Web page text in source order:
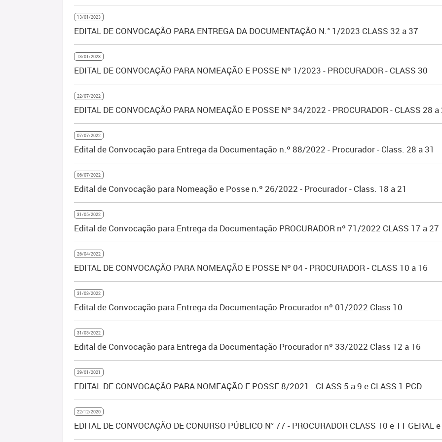
13/01/2023
EDITAL DE CONVOCAÇÃO PARA ENTREGA DA DOCUMENTAÇÃO N.° 1/2023 CLASS 32 a 37
13/01/2023
EDITAL DE CONVOCAÇÃO PARA NOMEAÇÃO E POSSE Nº 1/2023 - PROCURADOR - CLASS 30
22/07/2022
EDITAL DE CONVOCAÇÃO PARA NOMEAÇÃO E POSSE Nº 34/2022 - PROCURADOR - CLASS 28 a
07/07/2022
Edital de Convocação para Entrega da Documentação n.º 88/2022 - Procurador - Class. 28 a 31
06/07/2022
Edital de Convocação para Nomeação e Posse n.º 26/2022 - Procurador - Class. 18 a 21
31/05/2022
Edital de Convocação para Entrega da Documentação PROCURADOR nº 71/2022 CLASS 17 a 27
26/04/2022
EDITAL DE CONVOCAÇÃO PARA NOMEAÇÃO E POSSE Nº 04 - PROCURADOR - CLASS 10 a 16
31/03/2022
Edital de Convocação para Entrega da Documentação Procurador nº 01/2022 Class 10
31/03/2022
Edital de Convocação para Entrega da Documentação Procurador nº 33/2022 Class 12 a 16
29/01/2021
EDITAL DE CONVOCAÇÃO PARA NOMEAÇÃO E POSSE 8/2021 - CLASS 5 a 9 e CLASS 1 PCD
22/12/2020
EDITAL DE CONVOCAÇÃO DE CONURSO PÚBLICO N° 77 - PROCURADOR CLASS 10 e 11 GERAL